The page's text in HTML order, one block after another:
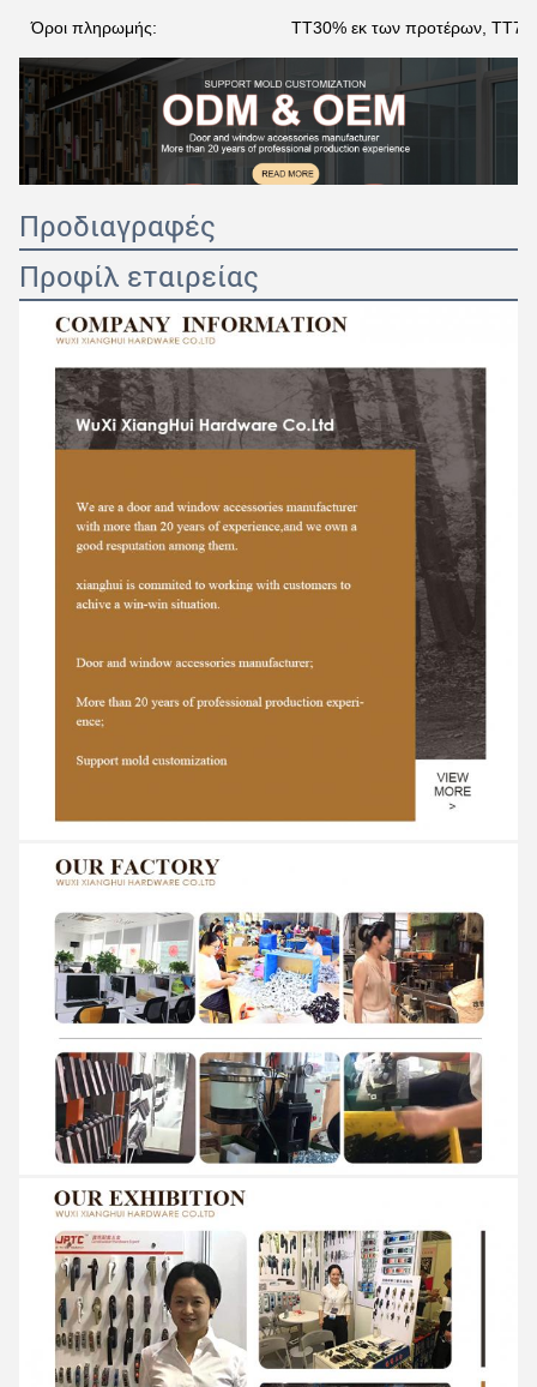
Όροι πληρωμής: TT30% εκ των προτέρων,
Προδιαγραφές
Προφίλ εταιρείας